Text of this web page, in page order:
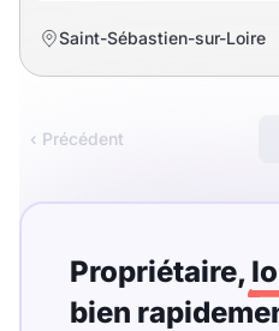
Local à vélo
Promotions
Saint-Sébastien-sur-Loire
‹ Précédent
Propriétaire,
bien